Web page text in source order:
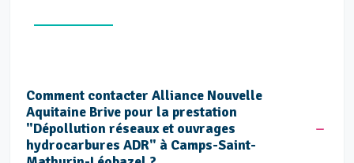
Comment contacter Alliance Nouvelle
Aquitaine Brive pour la prestation
"Dépollution réseaux et ouvrages
hydrocarbures ADR" à Camps-Saint-